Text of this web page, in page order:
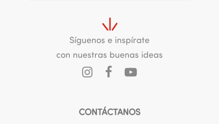
Síguenos e inspírate
con nuestras buenas ideas
CONTÁCTANOS